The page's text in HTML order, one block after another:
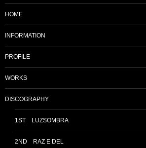
HOME
INFORMATION
PROFILE
WORKS
DISCOGRAPHY
1ST LUZSOMBRA
2ND RAZ E DEL